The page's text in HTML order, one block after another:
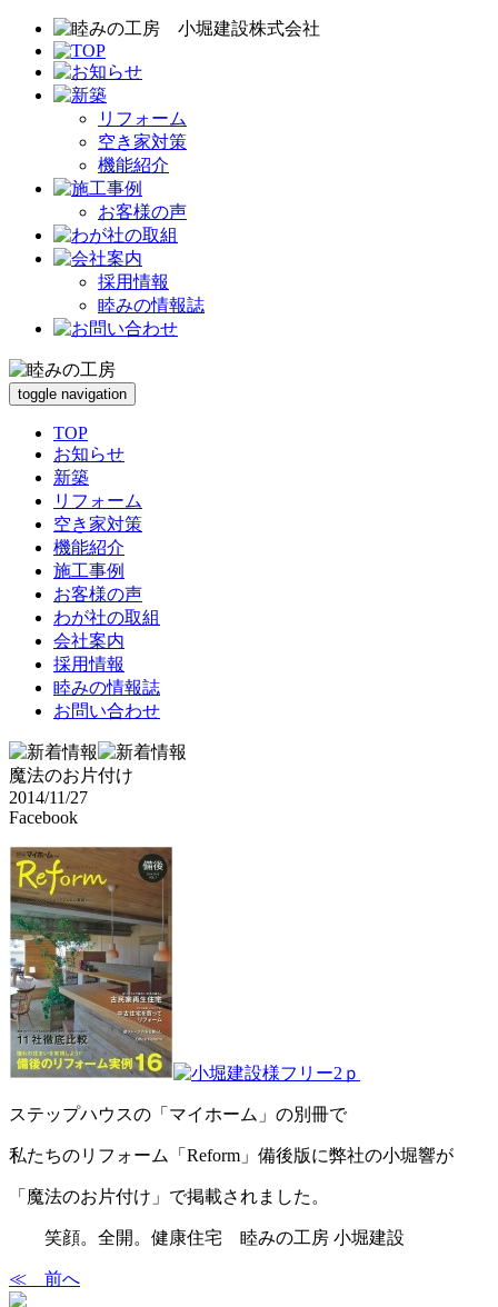
リフォーム
空き家対策
機能紹介
お客様の声
採用情報
睦みの情報誌
toggle navigation
TOP
お知らせ
新築
リフォーム
空き家対策
機能紹介
施工事例
お客様の声
わが社の取組
会社案内
採用情報
睦みの情報誌
お問い合わせ
魔法のお片付け
2014/11/27
Facebook
ステップハウスの「マイホーム」の別冊で
私たちのリフォーム「Reform」備後版に弊社の小堀響が
「魔法のお片付け」で掲載されました。
笑顔。全開。健康住宅 睦みの工房 小堀建設
≪ 前へ